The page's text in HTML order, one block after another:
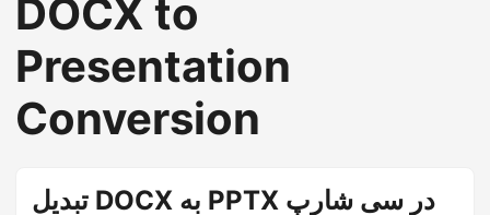
ب
ر
ی
DOCX to
Presentation
Conversion
تبدیل DOCX به PPTX در سی شارپ